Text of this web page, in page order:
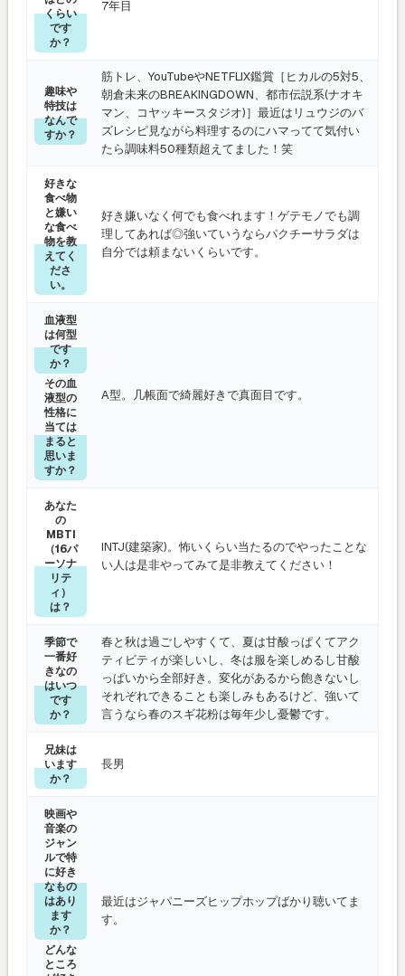
くらい
です
か？
7年目
趣味や
特技は
なんで
すか？
筋トレ、YouTubeやNETFLIX鑑賞［ヒカルの5対5、
朝倉未来のBREAKINGDOWN、都市伝説系(ナオキ
マン、コヤッキースタジオ)］最近はリュウジのバ
ズレシピ見ながら料理するのにハマってて気付い
たら調味料50種類超えてました！笑
好きな
食べ物
と嫌い
な食べ
物を教
えてく
ださ
い。
好き嫌いなく何でも食べれます！ゲテモノでも調
理してあれば◎強いていうならパクチーサラダは
自分では頼まないくらいです。
血液型
は何型
です
か？
その血
液型の
性格に
当ては
まると
思いま
すか？
A型。几帳面で綺麗好きで真面目です。
あなた
の
MBTI
（16パ
ーソナ
リテ
ィ）
は？
INTJ(建築家)。怖いくらい当たるのでやったことな
い人は是非やってみて是非教えてください！
季節で
一番好
きなの
はいつ
です
か？
春と秋は過ごしやすくて、夏は甘酸っぱくてアク
ティビティが楽しいし、冬は服を楽しめるし甘酸
っぱいから全部好き。変化があるから飽きないし
それぞれできることも楽しみもあるけど、強いて
言うなら春のスギ花粉は毎年少し憂鬱です。
兄妹は
います
か？
長男
映画や
音楽の
ジャン
ルで特
に好き
なもの
はあり
ます
か？
どんな
ところ
最近はジャパニーズヒップホップばかり聴いてま
す。